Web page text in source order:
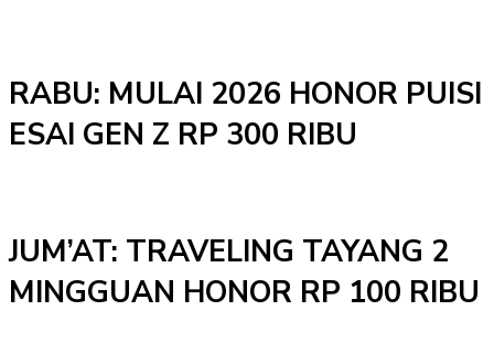
RABU: MULAI 2026 HONOR PUISI
ESAI GEN Z RP 300 RIBU
JUM’AT: TRAVELING TAYANG 2
MINGGUAN HONOR RP 100 RIBU